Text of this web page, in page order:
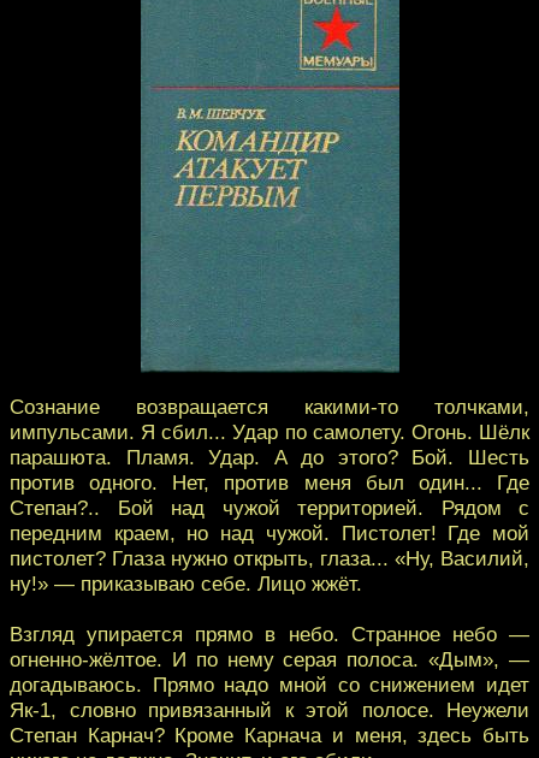
Сознание возвращается какими-то толчками,
импульсами. Я сбил... Удар по самолету. Огонь. Шёлк
парашюта. Пламя. Удар. А до этого? Бой. Шесть
против одного. Нет, против меня был один... Где
Степан?.. Бой над чужой территорией. Рядом с
передним краем, но над чужой. Пистолет! Где мой
пистолет? Глаза нужно открыть, глаза... «Ну, Василий,
ну!» — приказываю себе. Лицо жжёт.
Взгляд упирается прямо в небо. Странное небо —
огненно-жёлтое. И по нему серая полоса. «Дым», —
догадываюсь. Прямо надо мной со снижением идет
Як-1, словно привязанный к этой полосе. Неужели
Степан Карнач? Кроме Карнача и меня, здесь быть